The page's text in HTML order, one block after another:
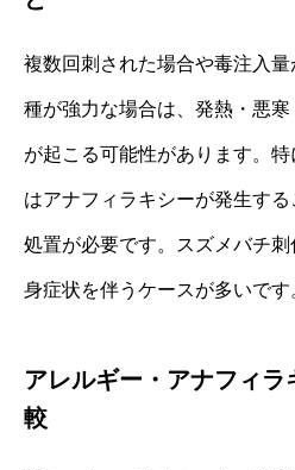
複数回刺された場合や毒注入
種が強力な場合は、発熱・悪
が起こる可能性があります。
はアナフィラキシーが発生す
処置が必要です。スズメバチ
身症状を伴うケースが多いです
アレルギー・アナフィ
較